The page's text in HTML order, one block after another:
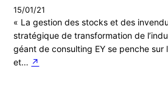
15/01/21
« La gestion des stocks et des
stratégique de transformation de
géant de consulting EY se penche
et… ↗︎